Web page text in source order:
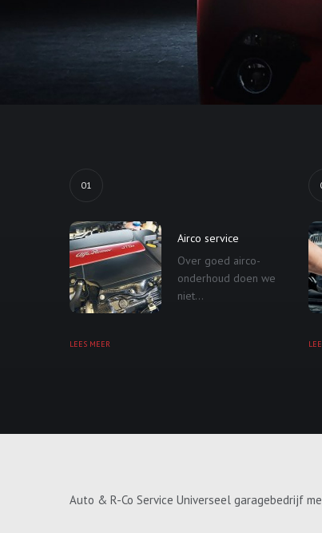
01
Airco service
Over goed airco-
onderhoud doen we
niet...
LEES MEER
Auto & R-Co Service Universeel garagebedrijf